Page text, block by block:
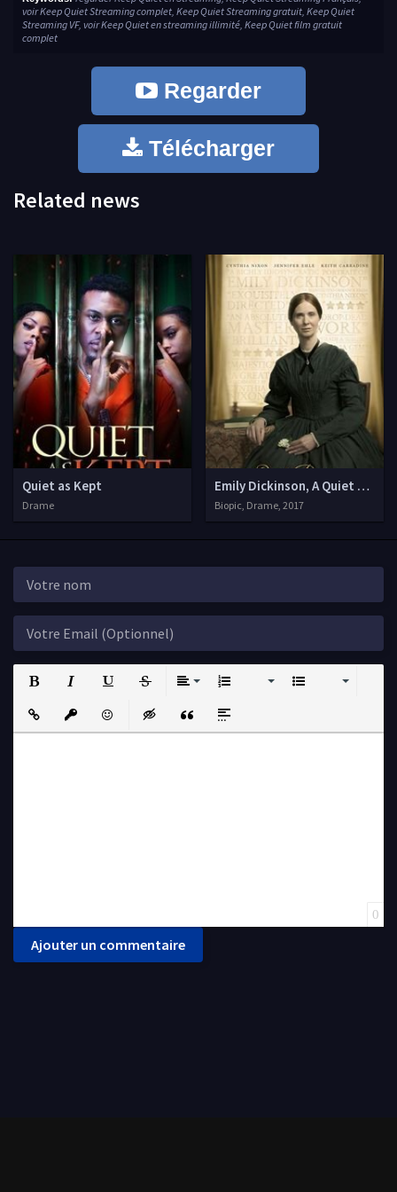
voir Keep Quiet Streaming complet, Keep Quiet Streaming gratuit, Keep Quiet
Streaming VF, voir Keep Quiet en streaming illimité, Keep Quiet film gratuit
complet
Regarder
Télécharger
Related news
Quiet as Kept
Drame
Emily Dickinson, A Quiet
Biopic, Drame, 2017
Strikethrough
Insert LinkInsert protected link
EmoticonsInsert hidden text
Insert QuoteInsert spoiler
0
Ajouter un commentaire